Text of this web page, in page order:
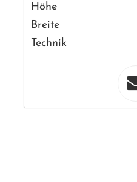
Höhe
Breite
Technik